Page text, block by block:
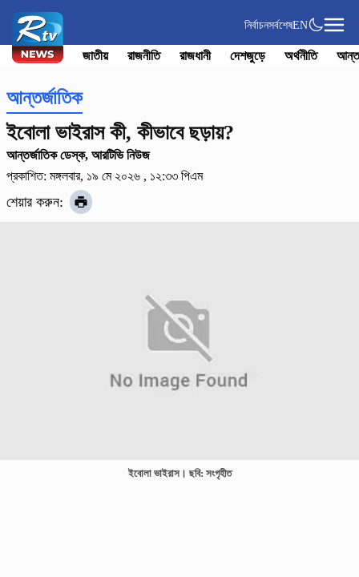
নির্বাচনসর্বশেষEN
জাতীয় রাজনীতি রাজধানী দেশজুড়ে অর্থনীতি
আন্তর্জাতিক
ইবোলা ভাইরাস কী, কীভাবে ছড়ায়?
আন্তর্জাতিক ডেস্ক, আরটিভি নিউজ
প্রকাশিত: মঙ্গলবার, ১৯ মে ২০২৬ , ১২:৩৩ পিএম
শেয়ার করুন:
ইবোলা ভাইরাস। ছবি: সংগৃহীত